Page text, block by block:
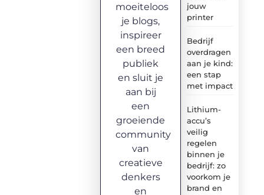
jouw
printer
Bedrijf
overdragen
aan je kind:
een stap
met impact
Lithium-
accu’s
veilig
regelen
binnen je
bedrijf: zo
voorkom je
brand en
moeiteloos
je blogs,
inspireer
een breed
publiek
en sluit je
aan bij
een
groeiende
community
van
creatieve
denkers
en